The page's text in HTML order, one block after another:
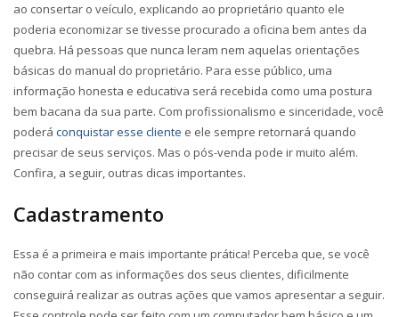
ao consertar o veículo, explicando ao proprietário quanto ele
poderia economizar se tivesse procurado a oficina bem antes da
quebra. Há pessoas que nunca leram nem aquelas orientações
básicas do manual do proprietário. Para esse público, uma
informação honesta e educativa será recebida como uma postura
bem bacana da sua parte. Com profissionalismo e sinceridade, você
poderá conquistar esse cliente e ele sempre retornará quando
precisar de seus serviços. Mas o pós-venda pode ir muito além.
Confira, a seguir, outras dicas importantes.
Cadastramento
Essa é a primeira e mais importante prática! Perceba que, se você
não contar com as informações dos seus clientes, dificilmente
conseguirá realizar as outras ações que vamos apresentar a seguir.